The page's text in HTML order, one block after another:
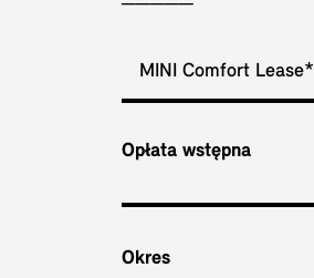
MINI Comfort Lease*
Opłata wstępna
Okres